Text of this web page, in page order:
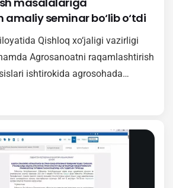
amaliy seminar bo‘lib o‘tdi
Qishloq xo‘jaligi vazirligi
Agrosanoatni raqamlashtirish
ishtirokida agrosohada
keng joriy etishga qaratilgan
tatbiq etish, undan foydalanish
platformaning amaliy ahamiyati
berildi. Shuningdek, seminar